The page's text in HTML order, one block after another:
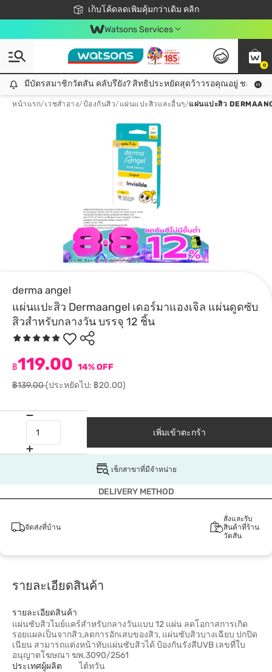
เก็บโค้ดลดเพิ่มคุ้มกว่าเดิม คลิก
ชอปออนไลน์ครั้งแรก ลดเพิ่มจุก ๆ 10%! 🎉
📦ส่งฟรี! เมื่อชอป 499฿
สมาชิกวัตสัน คลับดียังไง?
Watsons Services
0
มีบัตรสมาชิกวัตสัน คลับรึยัง? สิทธิประหยัดสุดว้าวรอคุณอยู่ ชอปคุ้มกว่าเดิม คลิก!
มีบัตรสมาชิกวัตสัน คลับรึยัง? สิทธิประหยัดสุดว้าวรอคุณอยู่ ชอปคุ้มก
หน้าแรก/ เวชสำอาง/ป้องกันสิว/ แผ่นแปะสิวและอื่นๆ/แผ่นแปะสิว
derma angel
แผ่นแปะสิว Dermaangel เดอร์มาแองเจิล แผ่นดูดซับ
สิวสำหรับกลางวัน บรรจุ 12 ชิ้น
฿119.00 14% OFF
฿139.00(ประหยัดไป: ฿20.00)
เพิ่มเข้าตะกร้า
เช็กสาขาที่มีจำหน่าย
DELIVERY METHOD
จัดส่งที่บ้าน
สั่งและรับ
สินค้าที่ร้าน
วัตสัน
รายละเอียดสินค้า
รายละเอียดสินค้า
แผ่นซับสิวไมย์แคร์สำหรับกลางวันแบบ 12 แผ่น ลดโอกาสการเกิด
รอยแผลเป็นจากสิว,ลดการอักเสบของสิว, แผ่นซับสิวบางเฉียบ ปกปิด
เนียน สามารถแต่งหน้าทับแผ่นซับสิวได้ ป้องกันรังสีUVB เลขที่ใบ
อนุญาตโฆษณา ฆพ.3090/2561
ประเทศผู้ผลิต
ไต้หวัน